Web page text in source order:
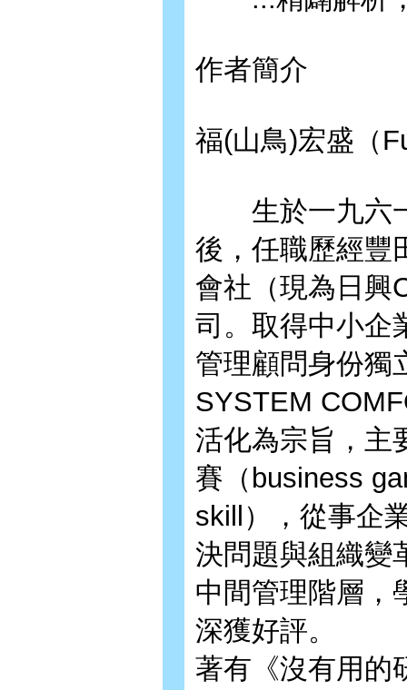
作者簡介
福(山鳥)宏盛（
生於一九六一
後，任職歷經豐
會社（現為日興
司。取得中小企
管理顧問身份獨
SYSTEM
活化為宗旨，主
賽（business
skill），從事企
決問題與組織變
中間管理階層，
深獲好評。
著有《沒有用的